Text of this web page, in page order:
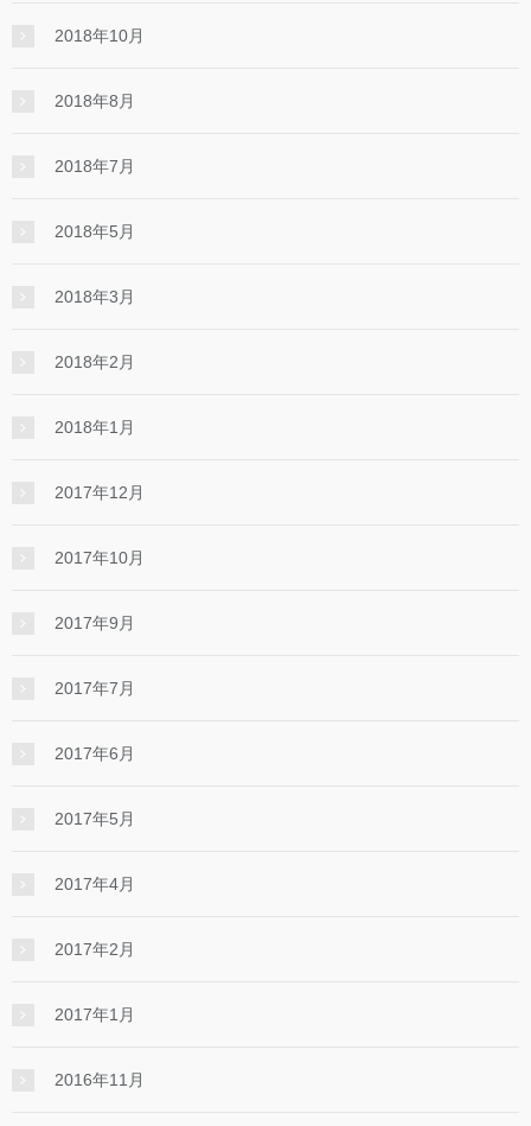
2018年10月
2018年8月
2018年7月
2018年5月
2018年3月
2018年2月
2018年1月
2017年12月
2017年10月
2017年9月
2017年7月
2017年6月
2017年5月
2017年4月
2017年2月
2017年1月
2016年11月